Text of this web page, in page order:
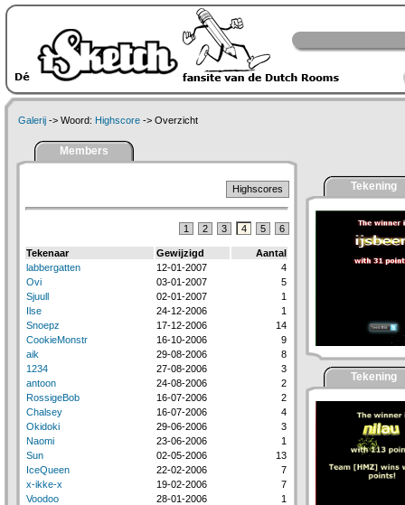
Galerij -> Woord: Highscore -> Overzicht
Members
Highscores
1 2 3 4 5 6
Tekenaar Gewijzigd
Aantal
labbergatten
12-01-2007
4
Ovi
03-01-2007
5
Sjuull
02-01-2007
1
Ilse
24-12-2006
1
Snoepz
17-12-2006
14
CookieMonstr
16-10-2006
9
aik
29-08-2006
8
1234
27-08-2006
3
antoon
24-08-2006
2
RossigeBob
16-07-2006
2
Chalsey
16-07-2006
4
Okidoki
29-06-2006
3
Naomi
23-06-2006
1
Sun
02-05-2006
13
IceQueen
22-02-2006
7
x-ikke-x
19-02-2006
7
Voodoo
28-01-2006
1
Tekening
Tekening